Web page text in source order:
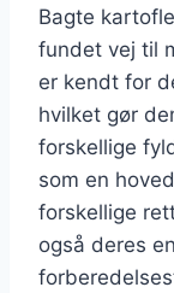
Bagte
fundet vej til
er kendt for
hvilket gør
forskellige
som en
forskellige
også deres